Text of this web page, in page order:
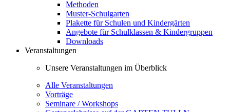
Methoden
Muster-Schulgarten
Plakette für Schulen und Kindergärten
Angebote für Schulklassen & Kindergruppen
Downloads
Veranstaltungen
Unsere Veranstaltungen im Überblick
Alle Veranstaltungen
Vorträge
Seminare / Workshops